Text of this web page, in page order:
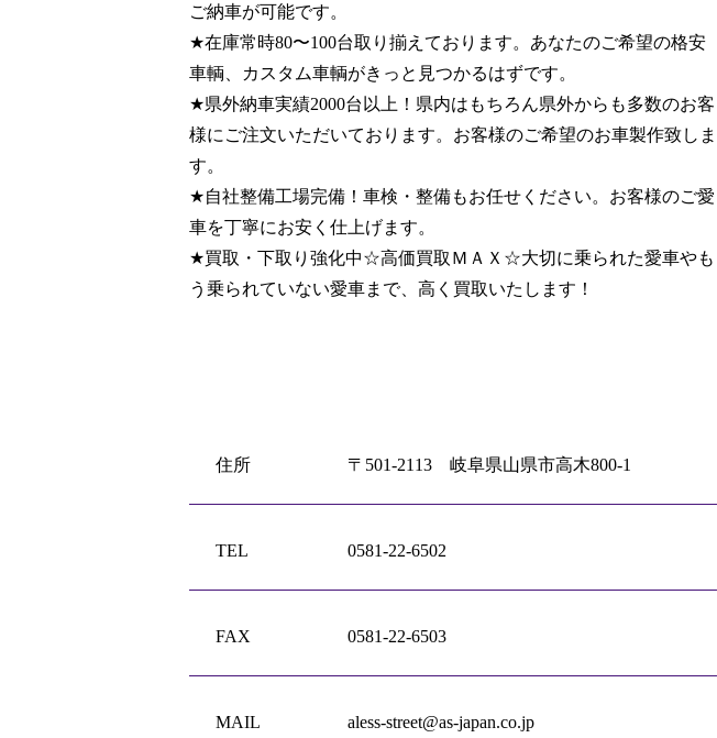
ご納車が可能です。
★在庫常時80〜100台取り揃えております。あなたのご希望の格安
車輌、カスタム車輌がきっと見つかるはずです。
★県外納車実績2000台以上！県内はもちろん県外からも多数のお客
様にご注文いただいております。お客様のご希望のお車製作致しま
す。
★自社整備工場完備！車検・整備もお任せください。お客様のご愛
車を丁寧にお安く仕上げます。
★買取・下取り強化中☆高価買取ＭＡＸ☆大切に乗られた愛車やも
う乗られていない愛車まで、高く買取いたします！
住所 〒501-2113 岐阜県山県市高木800-1
TEL 0581-22-6502
FAX 0581-22-6503
MAIL aless-street@as-japan.co.jp